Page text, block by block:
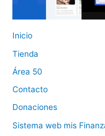
Inicio
Tienda
Área 50
Contacto
Donaciones
Sistema web mis